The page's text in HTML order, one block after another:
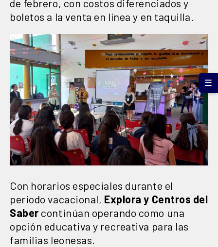
de febrero, con costos diferenciados y
boletos a la venta en línea y en taquilla.
Con horarios especiales durante el
periodo vacacional, Explora y Centros del
Saber continúan operando como una
opción educativa y recreativa para las
familias leonesas.
☰